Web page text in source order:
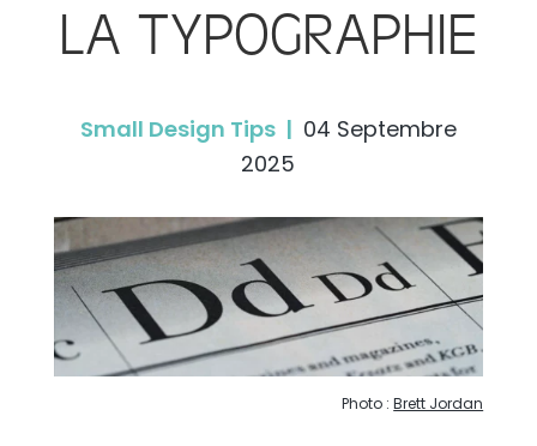
LA TYPOGRAPHIE
Small Design Tips | 04 Septembre
2025
Photo :Brett Jordan